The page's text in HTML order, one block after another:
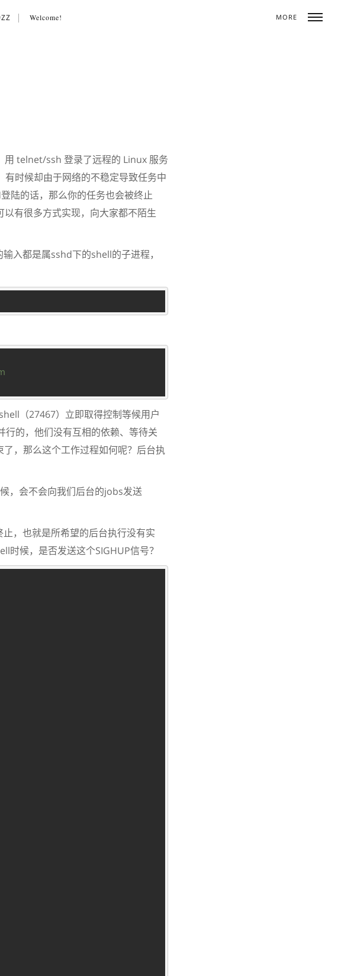
Welcome! MORE
Toggle
telnet/ssh 登录了远程的 Linux 服务
时候却由于网络的不稳定导致任务中
陆的话，那么你的任务也会被终止
有很多方式实现，向大家都不陌生
入都是属sshd下的shell的子进程，
（27467）立即取得控制等候用户
的，他们没有互相的依赖、等待关
，那么这个工作过程如何呢？后台执
，会不会向我们后台的jobs发送
，也就是所希望的后台执行没有实
候，是否发送这个SIGHUP信号？